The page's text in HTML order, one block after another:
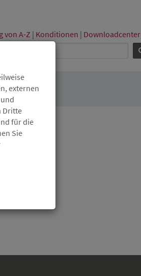
von A-Z | Konditionen | Downloadcenter
externen
Dritte
für die
Sie